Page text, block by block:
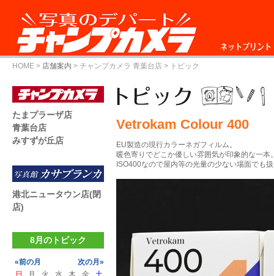
ネットプリント
HOME > 店舗案内 > チャンプカメラ 青葉台店 > トピック
Vetrokam Colour 400
EU製造の現行カラーネガフィルム。
暖色寄りでどこか優しい雰囲気が印象的な一本
ISO400なので屋内等の光量の少ない場面でも
たまプラーザ店
青葉台店
みすずが丘店
港北ニュータウン店(閉
店)
8月のトピック
«前の月
次の月»
日
月 火 水 木 金
土